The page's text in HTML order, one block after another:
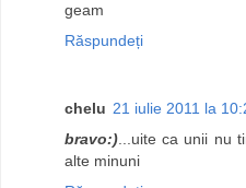
geam
Răspundeți
chelu 21 iulie 2011 la
bravo:)...uite ca unii nu
alte minuni